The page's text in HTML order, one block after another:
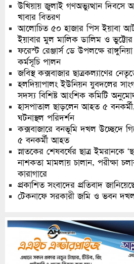
উখিয়ায় জুলাই গণঅভ্যুত্থান দিবসে
খাবার বিতরণ
আলোচিত ৫০ হাজার পিস ইয়াবা
ইয়াবার মুল মালিক ডালিম ও ভুট্টোর
ফরেস্ট রেঞ্জার্স ডে উপলক্ষে
কর্মসূচি পালন
জবিস্থ কক্সবাজার ছাত্রকল্যাণের
হলদিয়াপালং ইউনিয়ন যুবদলের
সদস্য বিশিষ্ট আংশিক কমিটি
হাসপাতাল ছাড়লেন আহত ৫
ঘটনাস্থল পরিদর্শন
কক্সবাজারে বনভূমি দখল উচ্ছেদে
৫ বনকর্মী আহত
স্নাতকের শেষবর্ষের ছাত্র ইমরানকে
নাশকতা মামলায় চালান, পরীক্ষা
কারাগারে
প্রকাশিত সংবাদের প্রতিবাদ
টেকনাফে সরকারী জমি ও ভবন